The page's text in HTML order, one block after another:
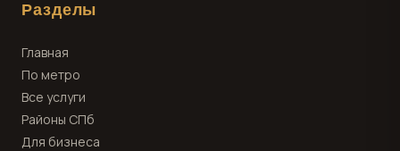
Разделы
Главная
По метро
Все услуги
Районы СПб
Для бизнеса